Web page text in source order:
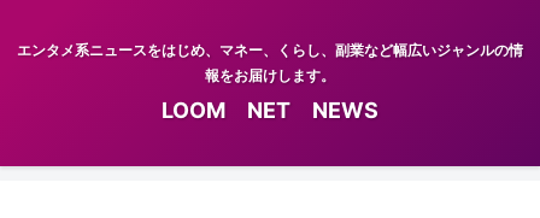
エンタメ系ニュースをはじめ、マネー、くらし、副業など幅広いジャンルの情
報をお届けします。
LOOM NET NEWS